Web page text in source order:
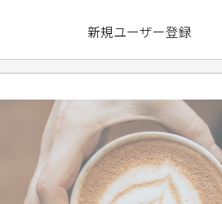
新規ユーザー登録